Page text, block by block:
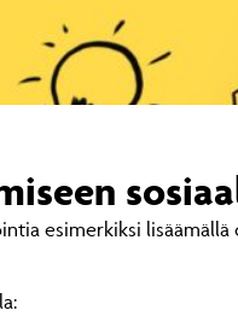
esimerkiksi